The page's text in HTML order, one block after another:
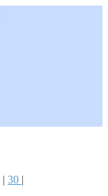
| 30 |